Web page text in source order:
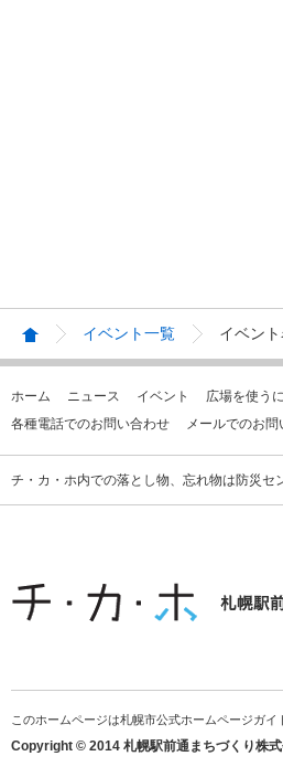
イベント一覧 イベント
ホーム ニュース イベント 広場を使う
各種電話でのお問い合わせ
メールでのお問
チ・カ・ホ内での落とし物、忘れ物は防災
このホームページは札幌市公式ホームページガイ
Copyright © 2014 札幌駅前通まちづくり株